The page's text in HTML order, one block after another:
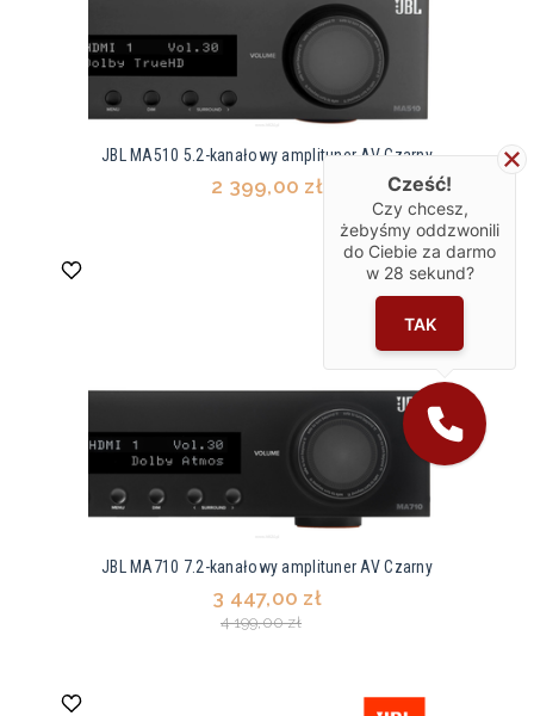
JBL MA510 5.2-kanałowy amplituner AV Czarny
2 399,00 zł
JBL MA710 7.2-kanałowy amplituner AV Czarny
3 447,00 zł
4 199,00 zł
Cześć!
Czy chcesz,
żebyśmy oddzwonili
do Ciebie za darmo
w 28 sekund?
TAK